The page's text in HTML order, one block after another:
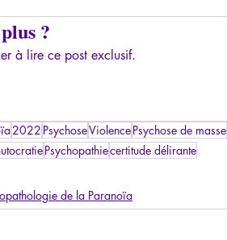
?
à lire ce post exclusif.
2022 PsychoseViolencePsychose de masse
Psychopathiecertitude délirante
de la Paranoïa